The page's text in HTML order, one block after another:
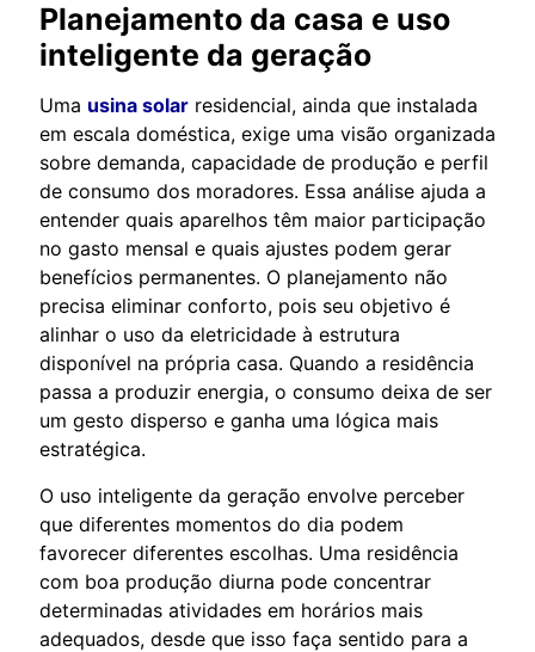
Planejamento da casa e uso
inteligente da geração
Uma usina solar residencial, ainda que instalada
em escala doméstica, exige uma visão organizada
sobre demanda, capacidade de produção e perfil
de consumo dos moradores. Essa análise ajuda a
entender quais aparelhos têm maior participação
no gasto mensal e quais ajustes podem gerar
benefícios permanentes. O planejamento não
precisa eliminar conforto, pois seu objetivo é
alinhar o uso da eletricidade à estrutura
disponível na própria casa. Quando a residência
passa a produzir energia, o consumo deixa de ser
um gesto disperso e ganha uma lógica mais
estratégica.
O uso inteligente da geração envolve perceber
que diferentes momentos do dia podem
favorecer diferentes escolhas. Uma residência
com boa produção diurna pode concentrar
determinadas atividades em horários mais
adequados, desde que isso faça sentido para a